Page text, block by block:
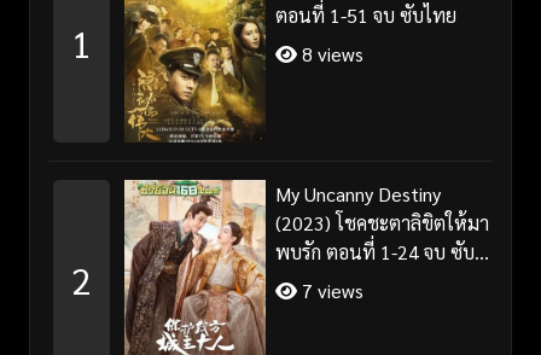
1
ตอนที่ 1-51 จบ ซับไทย
8 views
2
My Uncanny Destiny
(2023) โชคชะตาลิขิตให้มา
พบรัก ตอนที่ 1-24 จบ ซับ
ไทย/พากย์ไทย
7 views